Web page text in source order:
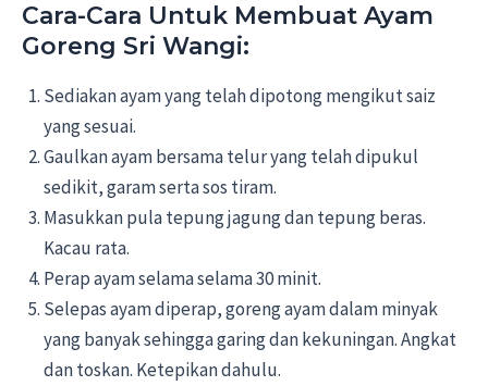
Cara-Cara Untuk Membuat Ayam
Goreng Sri Wangi:
Sediakan ayam yang telah dipotong mengikut saiz
yang sesuai.
Gaulkan ayam bersama telur yang telah dipukul
sedikit, garam serta sos tiram.
Masukkan pula tepung jagung dan tepung beras.
Kacau rata.
Perap ayam selama selama 30 minit.
Selepas ayam diperap, goreng ayam dalam minyak
yang banyak sehingga garing dan kekuningan. Angkat
dan toskan. Ketepikan dahulu.